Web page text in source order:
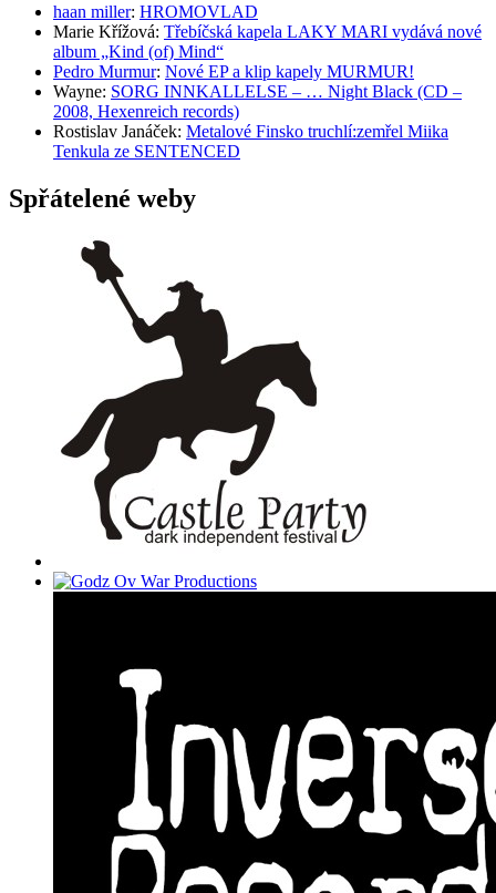
haan miller: HROMOVLAD
Marie Křížová: Třebíčská kapela LAKY MARI vydává nové
album „Kind (of) Mind“
Pedro Murmur: Nové EP a klip kapely MURMUR!
Wayne: SORG INNKALLELSE – … Night Black (CD –
2008, Hexenreich records)
Rostislav Janáček: Metalové Finsko truchlí:zemřel Miika
Tenkula ze SENTENCED
Spřátelené weby